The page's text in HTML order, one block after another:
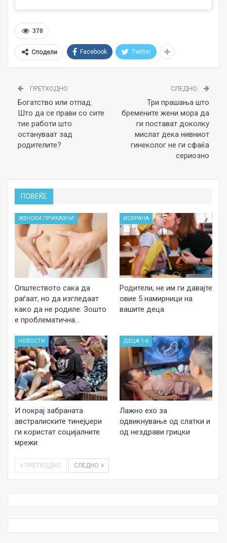
378
Сподели Facebook Twitter
ПРЕТХОДНО
Богатство или отпад:
Што да се прави со сите
тие работи што
остануваат зад
родителите?
СЛЕДНО
Три прашања што
бремените жени мора да
ги постават доколку
мислат дека нивниот
гинеколог не ги сфаќа
сериозно
ПОВЕЌЕ
ЖЕНСКИ ПРИКАЗНИ
Општеството сака да
раѓаат, но да изгледаат
како да не родиле: Зошто
е проблематична…
ИСХРАНА
Родители, не им ги давајте
овие 5 намирници на
вашите деца
НОВОСТИ
И покрај забраната
австралиските тинејџери
ги користат социјалните
мрежи
ДЕЦА 1-6
Лажно ехо за
одвикнување од слатки и
од нездрави грицки
ПРЕТХОДНО СЛЕДНО